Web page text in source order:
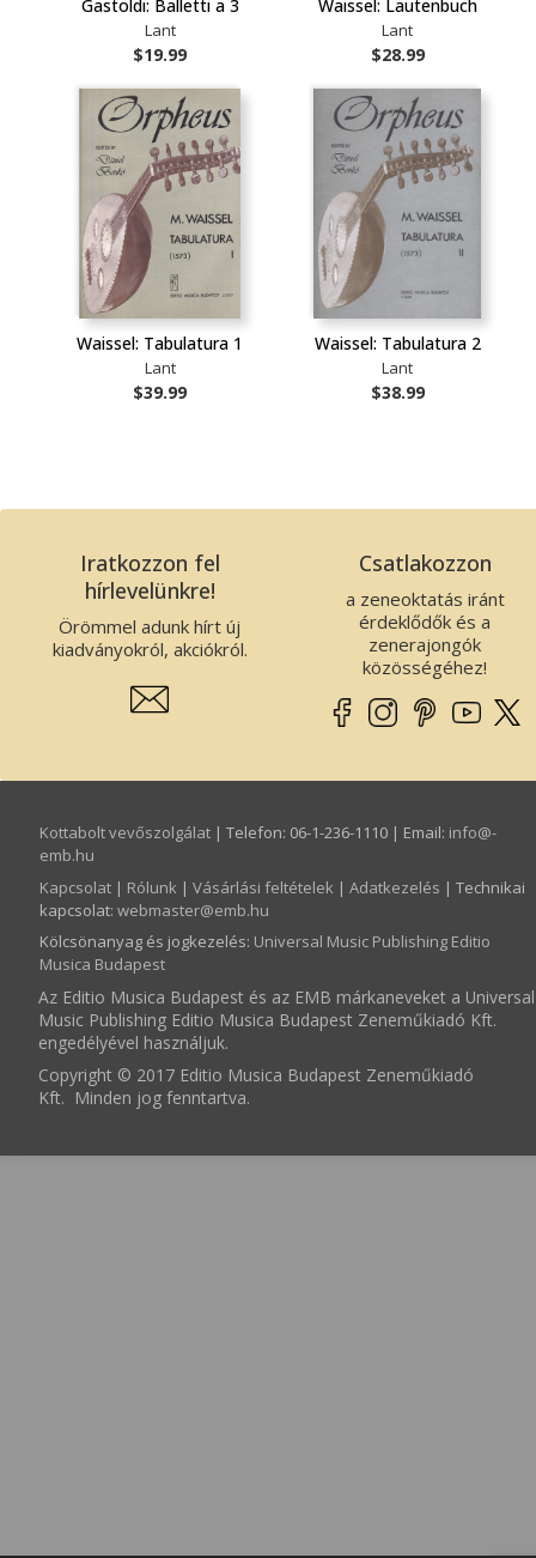
Gastoldi: Balletti a 3
Lant
$19.99
Waissel: Lautenbuch
Lant
$28.99
Waissel: Tabulatura 1
Lant
$39.99
Waissel: Tabulatura 2
Lant
$38.99
Iratkozzon fel
hírlevelünkre!
Örömmel adunk hírt új
kiadványokról, akciókról.
Csatlakozzon
a zeneoktatás iránt
érdeklődők és a
zenerajongók
közösségéhez!
Kottabolt vevőszolgálat | Telefon: 06-1-236-1110 | Email: info­@­
emb.hu
Kapcsolat | Rólunk | Vásárlási feltételek | Adatkezelés | Technikai
kapcsolat: webmaster­@­emb.hu
Kölcsönanyag és jogkezelés: Universal Music Publishing Editio
Musica Budapest
Az Editio Musica Budapest és az EMB márkaneveket a Universal
Music Publishing Editio Musica Budapest Zeneműkiadó Kft.
engedélyével használjuk.
Copyright © 2017 Editio Musica Budapest Zeneműkiadó
Kft. Minden jog fenntartva.